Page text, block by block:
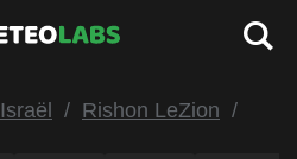
Israël Rishon LeZion